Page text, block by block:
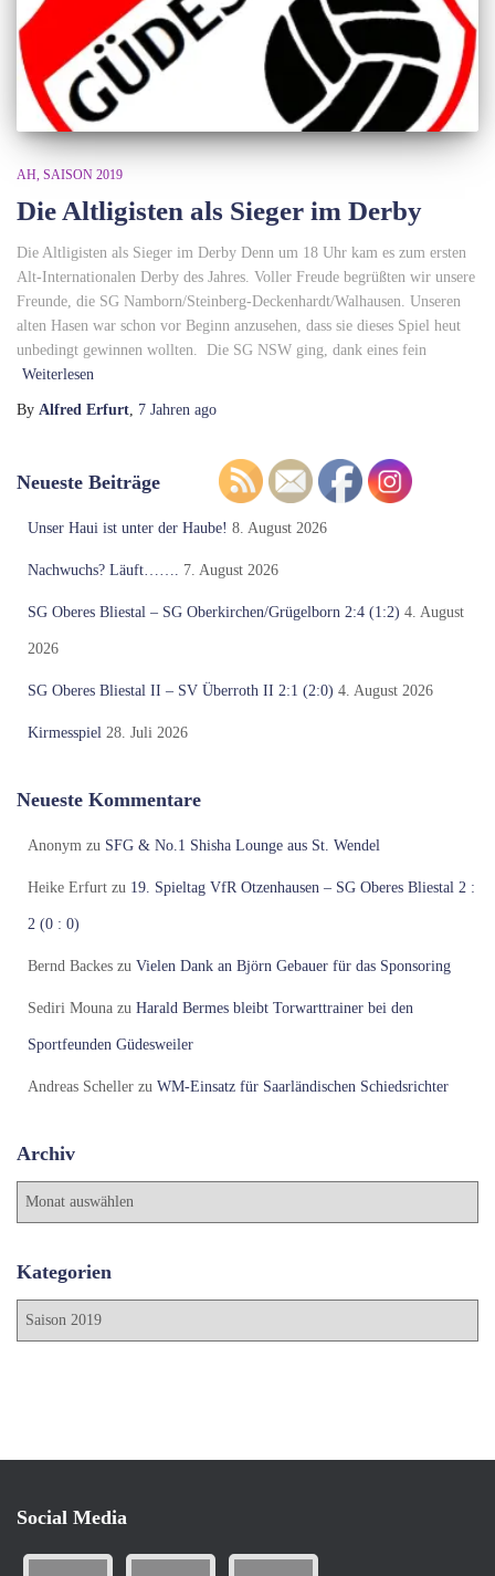
AH SAISON 2019
Die Altligisten als Sieger im Derby
Die Altligisten als Sieger im Derby Denn um 18 Uhr kam es zum ersten
Alt-Internationalen Derby des Jahres. Voller Freude begrüßten wir unsere
Freunde, die SG Namborn/Steinberg-Deckenhardt/Walhausen. Unseren
alten Hasen war schon vor Beginn anzusehen, dass sie dieses Spiel heut
unbedingt gewinnen wollten. Die SG NSW ging, dank eines fein
Weiterlesen
By Alfred Erfurt 7 Jahren ago
Neueste Beiträge
Unser Haui ist unter der Haube! 8. August 2026
Nachwuchs? Läuft……. 7. August 2026
SG Oberes Bliestal – SG Oberkirchen/Grügelborn 2:4 (1:2) 4. August
2026
SG Oberes Bliestal II – SV Überroth II 2:1 (2:0) 4. August 2026
Kirmesspiel 28. Juli 2026
Neueste Kommentare
Anonym zu SFG & No.1 Shisha Lounge aus St. Wendel
Heike Erfurt zu 19. Spieltag VfR Otzenhausen – SG Oberes Bliestal 2 :
2 (0 : 0)
Bernd Backes zu Vielen Dank an Björn Gebauer für das Sponsoring
Sediri Mouna zu Harald Bermes bleibt Torwarttrainer bei den
Sportfeunden Güdesweiler
Andreas Scheller zu WM-Einsatz für Saarländischen Schiedsrichter
Archiv
h
Kategorien
n
Social Media